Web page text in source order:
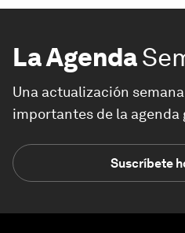
La Agenda
Una actualización
importantes de la agenda
Suscríbete